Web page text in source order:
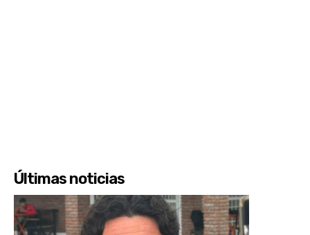
Últimas noticias